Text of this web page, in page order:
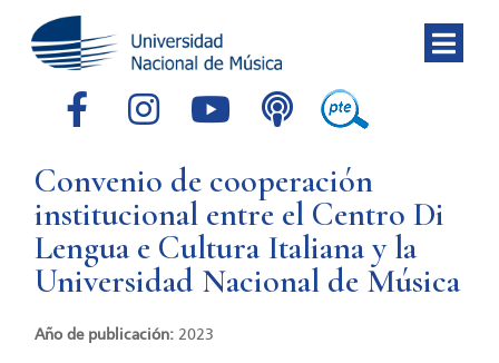
Convenio de cooperación
institucional entre el Centro Di
Lengua e Cultura Italiana y la
Universidad Nacional de Música
Año de publicación: 2023